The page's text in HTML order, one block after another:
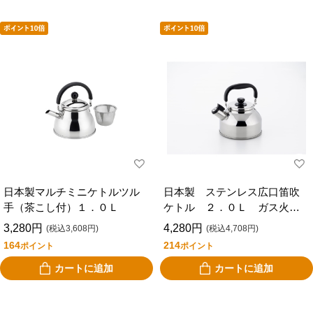
日本製マルチミニケトルツル
手（茶こし付）１．０Ｌ
3,280円 (税込3,608円)
164ポイント
カートに追加
日本製 ステンレス広口笛吹
ケトル ２．０Ｌ ガス火・
ＩＨ対応
4,280円 (税込4,708円)
214ポイント
カートに追加